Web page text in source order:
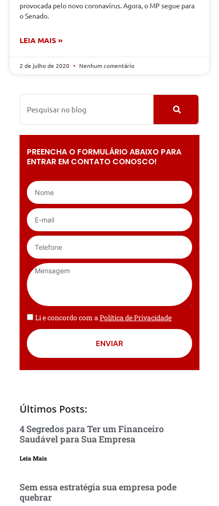
provocada pelo novo coronavírus. Agora, o MP segue para
o Senado.
LEIA MAIS »
2 de julho de 2020 Nenhum comentário
PREENCHA O FORMULÁRIO ABAIXO PARA
ENTRAR EM CONTATO CONOSCO!
Li e concordo com a Política de Privacidade
ENVIAR
Últimos Posts:
4 Segredos para Ter um Financeiro
Saudável para Sua Empresa
Leia Mais
Sem essa estratégia sua empresa pode
quebrar